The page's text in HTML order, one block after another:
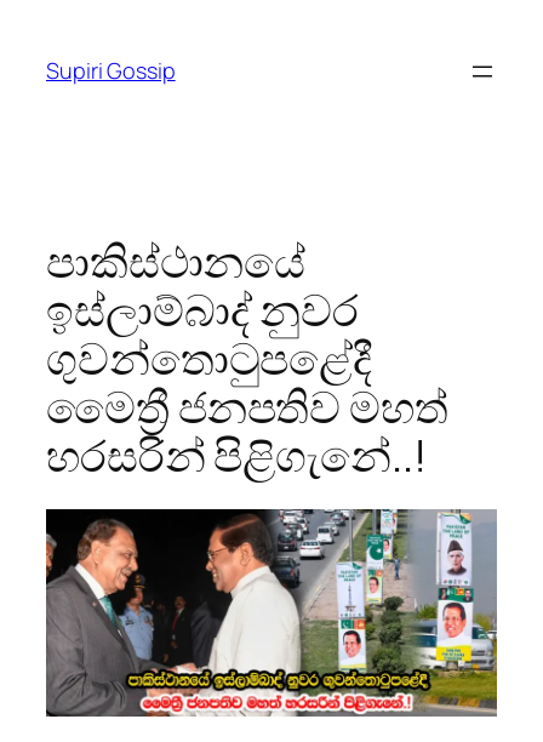
content
Supiri Gossip
පාකිස්ථානයේ
ඉස්ලාම්බාද් නුවර
ගුවන්තොටුපළේදී
මෛත්‍රී ජනපතිව මහත්
හරසරින් පිළිගැනේ..!